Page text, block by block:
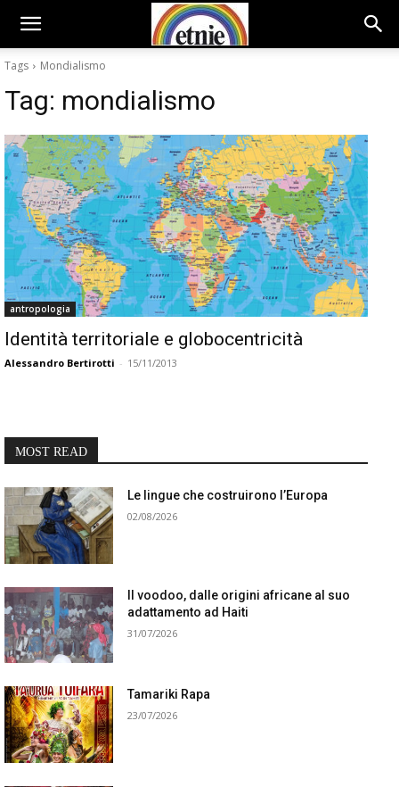
Tags Mondialismo
Tag: mondialismo
antropologia
Identità territoriale e globocentricità
Alessandro Bertirotti - 15/11/2013
MOST READ
Le lingue che costruirono l’Europa
02/08/2026
Il voodoo, dalle origini africane al suo
adattamento ad Haiti
31/07/2026
Tamariki Rapa
23/07/2026